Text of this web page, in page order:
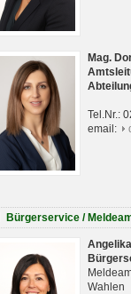
Mag.
Tel.Nr.:
email:
Bürgerservice /
Wahlen